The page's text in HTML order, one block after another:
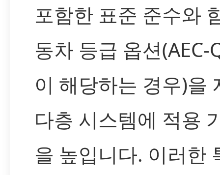
포함한 표준 준수와
동차 등급 옵션(AEC-
이 해당하는 경우)을
다층 시스템에 적용
을 높입니다. 이러한